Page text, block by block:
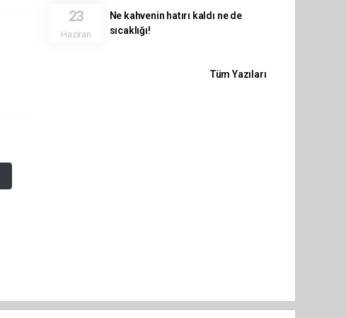
23
Haziran
Ne kahvenin hatırı kaldı ne de
sıcaklığı!
Tüm Yazıları